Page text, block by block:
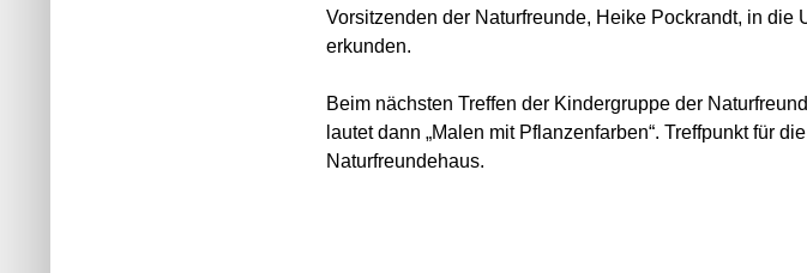
Vorsitzenden der Naturfreunde, Heike Pockrandt, in
erkunden.
Beim nächsten Treffen der Kindergruppe der
lautet dann „Malen mit Pflanzenfarben“. Treffpunkt für
Naturfreundehaus.